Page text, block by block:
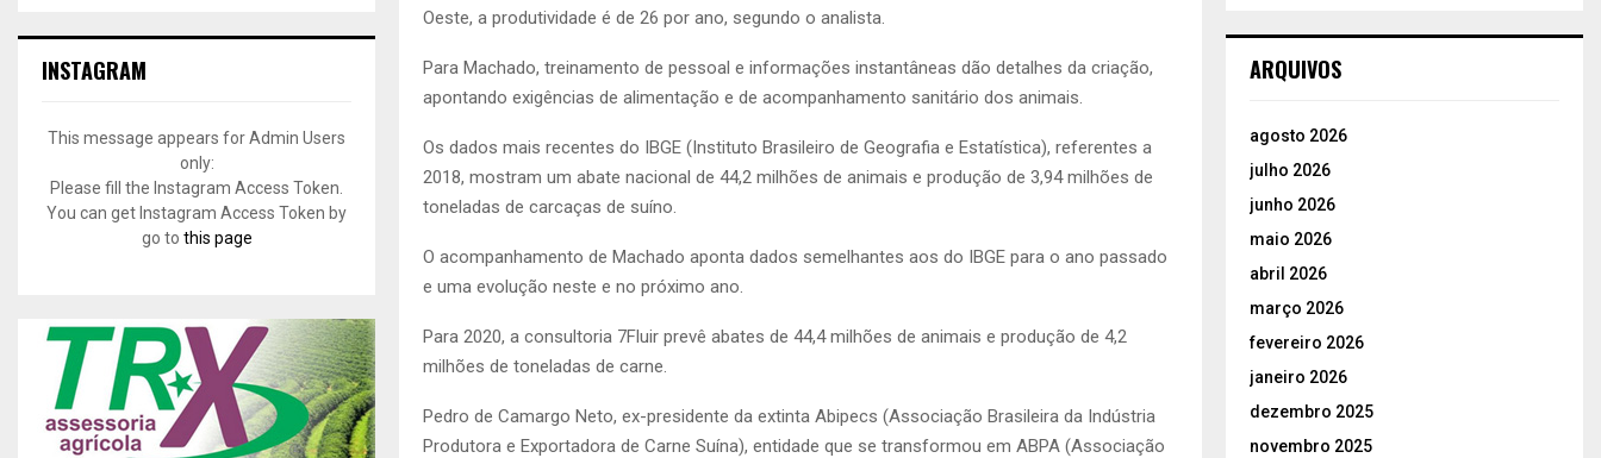
Oeste, a produtividade é de 26 por ano, segundo o analista.
Para Machado, treinamento de pessoal e informações instantâneas dão detalhes da criação,
apontando exigências de alimentação e de acompanhamento sanitário dos animais.
Os dados mais recentes do IBGE (Instituto Brasileiro de Geografia e Estatística), referentes a
2018, mostram um abate nacional de 44,2 milhões de animais e produção de 3,94 milhões de
toneladas de carcaças de suíno.
O acompanhamento de Machado aponta dados semelhantes aos do IBGE para o ano passado
e uma evolução neste e no próximo ano.
Para 2020, a consultoria 7Fluir prevê abates de 44,4 milhões de animais e produção de 4,2
milhões de toneladas de carne.
Pedro de Camargo Neto, ex-presidente da extinta Abipecs (Associação Brasileira da Indústria
Produtora e Exportadora de Carne Suína), entidade que se transformou em ABPA (Associação
INSTAGRAM
This message appears for Admin Users
only:
Please fill the Instagram Access Token.
You can get Instagram Access Token by
go to this page
ARQUIVOS
agosto 2026
julho 2026
junho 2026
maio 2026
abril 2026
março 2026
fevereiro 2026
janeiro 2026
dezembro 2025
novembro 2025